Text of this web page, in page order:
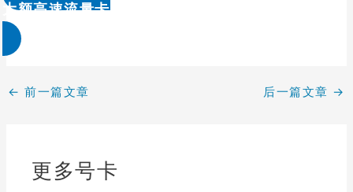
大额高速流量卡办理 & 流量卡代理加盟
← 前一篇文章 后一篇文章 →
更多号卡